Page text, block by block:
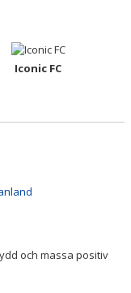
Iconic FC
och massa positiv